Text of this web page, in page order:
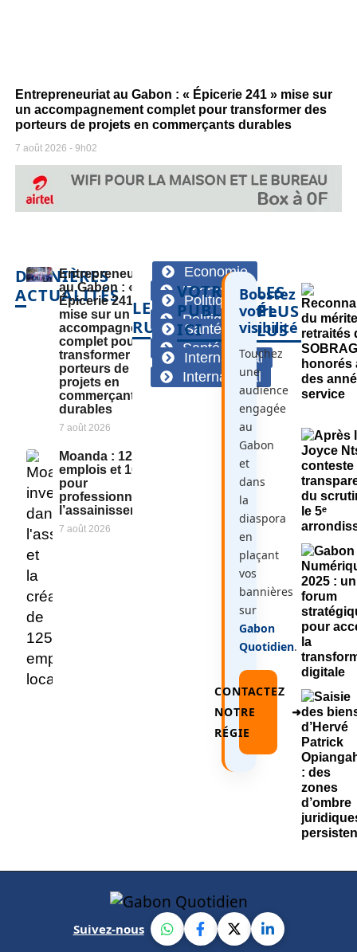
Entrepreneuriat au Gabon : « Épicerie 241 » mise sur
un accompagnement complet pour transformer des
porteurs de projets en commerçants durables
7 août 2026 9h02
DERNIÈRES
ACTUALITÉS
Entrepreneuriat
au Gabon : «
Épicerie 241 »
mise sur un
accompagnement
complet pour
transformer des
porteurs de
projets en
commerçants
durables
7 août 2026
Moanda : 125
emplois et 10 GIE
pour
professionnaliser
l’assainissement
7 août 2026
LES
RUBRIQUES
Economie
Politique
Santé
International
Economie
Politique
Santé
International
VOTRE
PUBLICITÉ
ICI
Boostez
votre
visibilité
Touchez
une
audience
engagée
au
Gabon
et
dans
la
diaspora
en
plaçant
vos
bannières
sur
Gabon
Quotidien.
CONTACTEZ
NOTRE
RÉGIE
➜
LES
PLUS
LUS
Suivez-nous